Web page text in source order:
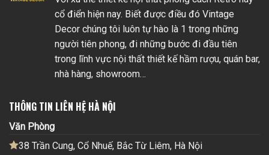
cổ điển hiện nay. Biết được điều đó Vintage
Decor chúng tôi luôn tự hào là 1 trong những
người tiên phong, đi những bước đi đầu tiên
trong lĩnh vực nội thất thiết kế hầm rượu, quán bar,
nhà hàng, showroom…
THÔNG TIN LIÊN HỆ HÀ NỘI
Văn Phòng
38 Trần Cung, Cổ Nhuế, Bắc Từ Liêm, Hà Nội